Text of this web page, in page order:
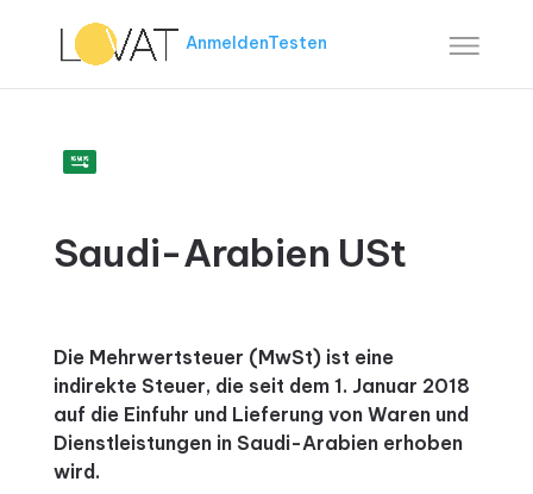
AnmeldenTesten
Saudi-Arabien USt
Die Mehrwertsteuer (MwSt) ist eine
indirekte Steuer, die seit dem 1. Januar 2018
auf die Einfuhr und Lieferung von Waren und
Dienstleistungen in Saudi-Arabien erhoben
wird.